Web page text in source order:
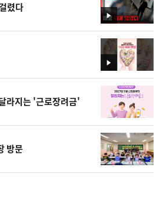
영
상
렸다
영
상
라지는 '근로장려금'
방문